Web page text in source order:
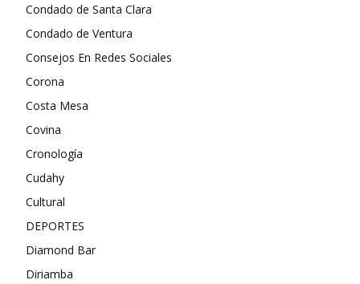
Condado de Santa Clara
Condado de Ventura
Consejos En Redes Sociales
Corona
Costa Mesa
Covina
Cronología
Cudahy
Cultural
DEPORTES
Diamond Bar
Diriamba